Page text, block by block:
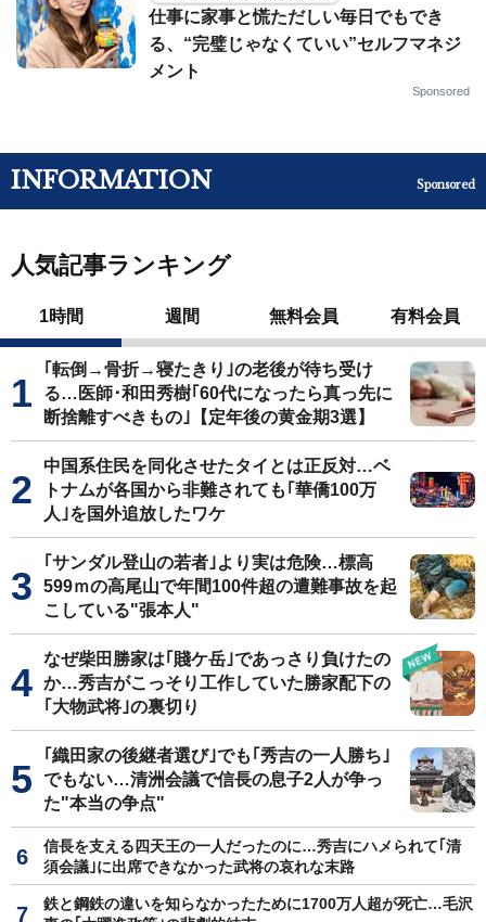
仕事に家事と慌ただしい毎日でもでき
る、“完璧じゃなくていい”セルフマネジ
メント
Sponsored
INFORMATION Sponsored
人気記事ランキング
1時間 週間 無料会員 有料会員
｢転倒→骨折→寝たきり｣の老後が待ち受け
る…医師･和田秀樹｢60代になったら真っ先に
断捨離すべきもの｣【定年後の黄金期3選】
中国系住民を同化させたタイとは正反対…ベ
トナムが各国から非難されても｢華僑100万
人｣を国外追放したワケ
｢サンダル登山の若者｣より実は危険…標高
599ｍの高尾山で年間100件超の遭難事故を起
こしている"張本人"
なぜ柴田勝家は｢賤ケ岳｣であっさり負けたの
か…秀吉がこっそり工作していた勝家配下の
｢大物武将｣の裏切り
｢織田家の後継者選び｣でも｢秀吉の一人勝ち｣
でもない…清洲会議で信長の息子2人が争っ
た"本当の争点"
信長を支える四天王の一人だったのに…秀吉にハメられて｢清
須会議｣に出席できなかった武将の哀れな末路
鉄と鋼鉄の違いを知らなかったために1700万人超が死亡…毛沢